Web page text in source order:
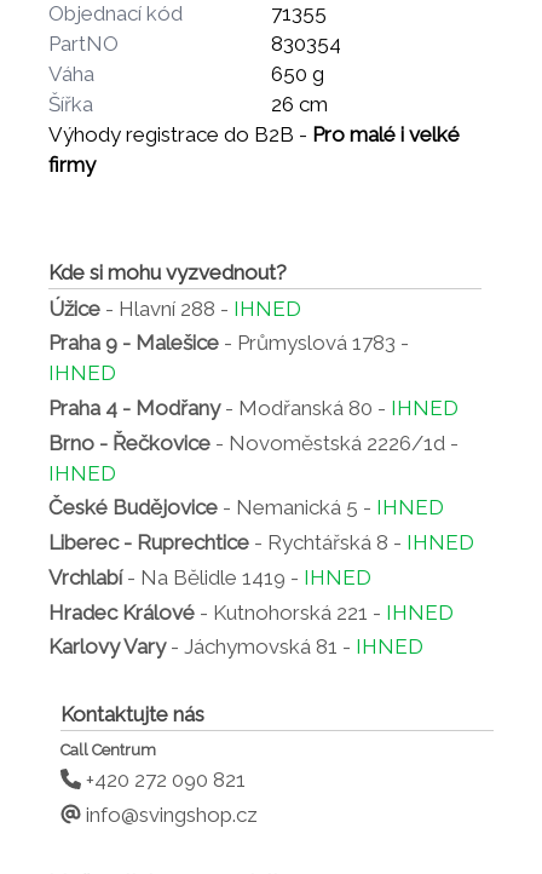
Objednací kód
71355
PartNO
830354
Váha
650 g
Šířka
26 cm
Výhody registrace do B2B - Pro malé i velké
firmy
Kde si mohu vyzvednout?
Úžice - Hlavní 288 - IHNED
Praha 9 - Malešice - Průmyslová 1783 -
IHNED
Praha 4 - Modřany- Modřanská 80 - IHNED
Brno - Řečkovice - Novoměstská 2226/1d -
IHNED
České Budějovice - Nemanická 5 - IHNED
Liberec - Ruprechtice - Rychtářská 8 - IHNED
Vrchlabí- Na Bělidle 1419 - IHNED
Hradec Králové - Kutnohorská 221 - IHNED
Karlovy Vary- Jáchymovská 81 - IHNED
Kontaktujte nás
Call Centrum
+420 272 090 821
info@svingshop.cz